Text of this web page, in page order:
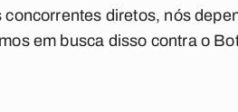
concorrentes diretos, nós
em busca disso contra o